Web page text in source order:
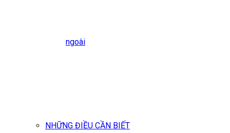
ngoài
NHỮNG ĐIỀU CẦN BIẾT